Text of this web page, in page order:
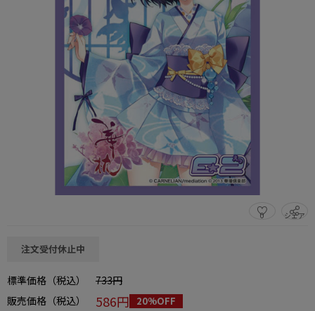
0 シェア
この商品をシェアする
注文受付休止中
標準価格（税込）
733円
販売価格（税込）
586円 20%OFF